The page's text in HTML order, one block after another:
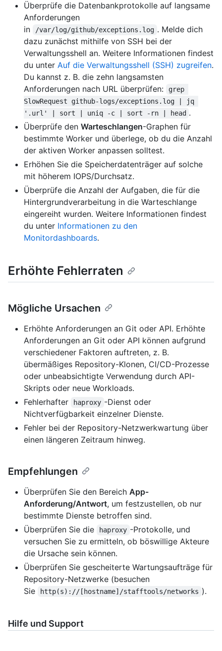
Überprüfe die Datenbankprotokolle auf langsame
Anforderungen
in
/var/log/github/exceptions.log . Melde dich
dazu zunächst mithilfe von SSH bei der
Verwaltungsshell an. Weitere Informationen findest
du unter Auf die Verwaltungsshell (SSH) zugreifen.
Du kannst z. B. die zehn langsamsten
Anforderungen nach URL überprüfen:
grep
SlowRequest github-logs/exceptions.log | jq
'.url' | sort | uniq -c | sort -rn | head .
Überprüfe den Warteschlangen-Graphen für
bestimmte Worker und überlege, ob du die Anzahl
der aktiven Worker anpassen solltest.
Erhöhen Sie die Speicherdatenträger auf solche
mit höherem IOPS/Durchsatz.
Überprüfe die Anzahl der Aufgaben, die für die
Hintergrundverarbeitung in die Warteschlange
eingereiht wurden. Weitere Informationen findest
du unter Informationen zu den
Monitordashboards.
Erhöhte Fehlerraten
Mögliche Ursachen
Erhöhte Anforderungen an Git oder API. Erhöhte
Anforderungen an Git oder API können aufgrund
verschiedener Faktoren auftreten, z. B.
übermäßiges Repository-Klonen, CI/CD-Prozesse
oder unbeabsichtigte Verwendung durch API-
Skripts oder neue Workloads.
Fehlerhafter
haproxy -Dienst oder
Nichtverfügbarkeit einzelner Dienste.
Fehler bei der Repository-Netzwerkwartung über
einen längeren Zeitraum hinweg.
Empfehlungen
Überprüfen Sie den Bereich App-
Anforderung/Antwort, um festzustellen, ob nur
bestimmte Dienste betroffen sind.
Überprüfen Sie die
haproxy -Protokolle, und
versuchen Sie zu ermitteln, ob böswillige Akteure
die Ursache sein können.
Überprüfen Sie gescheiterte Wartungsaufträge für
Repository-Netzwerke (besuchen
Sie
http(s)://[hostname]/stafftools/networks ).
Hilfe und Support